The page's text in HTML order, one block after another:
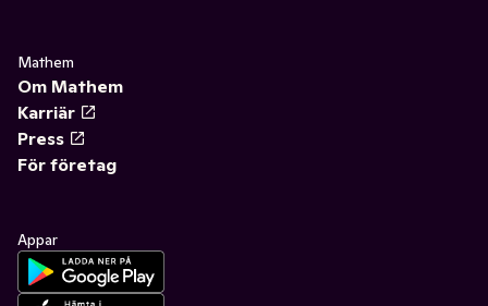
Mathem
Om Mathem
Karriär
Press
För företag
Appar